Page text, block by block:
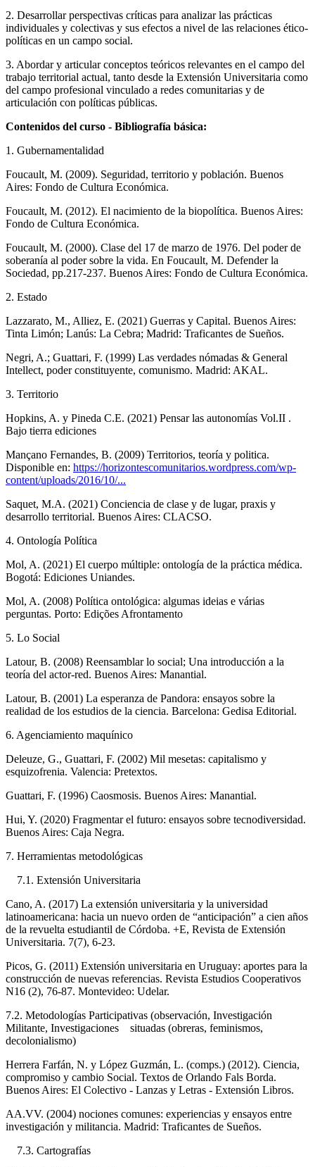
2. Desarrollar perspectivas críticas para analizar las prácticas
individuales y colectivas y sus efectos a nivel de las relaciones ético-
políticas en un campo social.
3. Abordar y articular conceptos teóricos relevantes en el campo del
trabajo territorial actual, tanto desde la Extensión Universitaria como
del campo profesional vinculado a redes comunitarias y de
articulación con políticas públicas.
Contenidos del curso - Bibliografía básica:
1. Gubernamentalidad
Foucault, M. (2009). Seguridad, territorio y población. Buenos
Aires: Fondo de Cultura Económica.
Foucault, M. (2012). El nacimiento de la biopolítica. Buenos Aires:
Fondo de Cultura Económica.
Foucault, M. (2000). Clase del 17 de marzo de 1976. Del poder de
soberanía al poder sobre la vida. En Foucault, M. Defender la
Sociedad, pp.217-237. Buenos Aires: Fondo de Cultura Económica.
2. Estado
Lazzarato, M., Alliez, E. (2021) Guerras y Capital. Buenos Aires:
Tinta Limón; Lanús: La Cebra; Madrid: Traficantes de Sueños.
Negri, A.; Guattari, F. (1999) Las verdades nómadas & General
Intellect, poder constituyente, comunismo. Madrid: AKAL.
3. Territorio
Hopkins, A. y Pineda C.E. (2021) Pensar las autonomías Vol.II .
Bajo tierra ediciones
Mançano Fernandes, B. (2009) Territorios, teoría y politica.
Disponible en: https://horizontescomunitarios.wordpress.com/wp-
content/uploads/2016/10/...
Saquet, M.A. (2021) Conciencia de clase y de lugar, praxis y
desarrollo territorial. Buenos Aires: CLACSO.
4. Ontología Política
Mol, A. (2021) El cuerpo múltiple: ontología de la práctica médica.
Bogotá: Ediciones Uniandes.
Mol, A. (2008) Política ontológica: algumas ideias e várias
perguntas. Porto: Edições Afrontamento
5. Lo Social
Latour, B. (2008) Reensamblar lo social; Una introducción a la
teoría del actor-red. Buenos Aires: Manantial.
Latour, B. (2001) La esperanza de Pandora: ensayos sobre la
realidad de los estudios de la ciencia. Barcelona: Gedisa Editorial.
6. Agenciamiento maquínico
Deleuze, G., Guattari, F. (2002) Mil mesetas: capitalismo y
esquizofrenia. Valencia: Pretextos.
Guattari, F. (1996) Caosmosis. Buenos Aires: Manantial.
Hui, Y. (2020) Fragmentar el futuro: ensayos sobre tecnodiversidad.
Buenos Aires: Caja Negra.
7. Herramientas metodológicas
7.1. Extensión Universitaria
Cano, A. (2017) La extensión universitaria y la universidad
latinoamericana: hacia un nuevo orden de “anticipación” a cien años
de la revuelta estudiantil de Córdoba. +E, Revista de Extensión
Universitaria. 7(7), 6-23.
Picos, G. (2011) Extensión universitaria en Uruguay: aportes para la
construcción de nuevas referencias. Revista Estudios Cooperativos
N16 (2), 76-87. Montevideo: Udelar.
7.2. Metodologías Participativas (observación, Investigación
Militante, Investigaciones situadas (obreras, feminismos,
decolonialismo)
Herrera Farfán, N. y López Guzmán, L. (comps.) (2012). Ciencia,
compromiso y cambio Social. Textos de Orlando Fals Borda.
Buenos Aires: El Colectivo - Lanzas y Letras - Extensión Libros.
AA.VV. (2004) nociones comunes: experiencias y ensayos entre
investigación y militancia. Madrid: Traficantes de Sueños.
7.3. Cartografías